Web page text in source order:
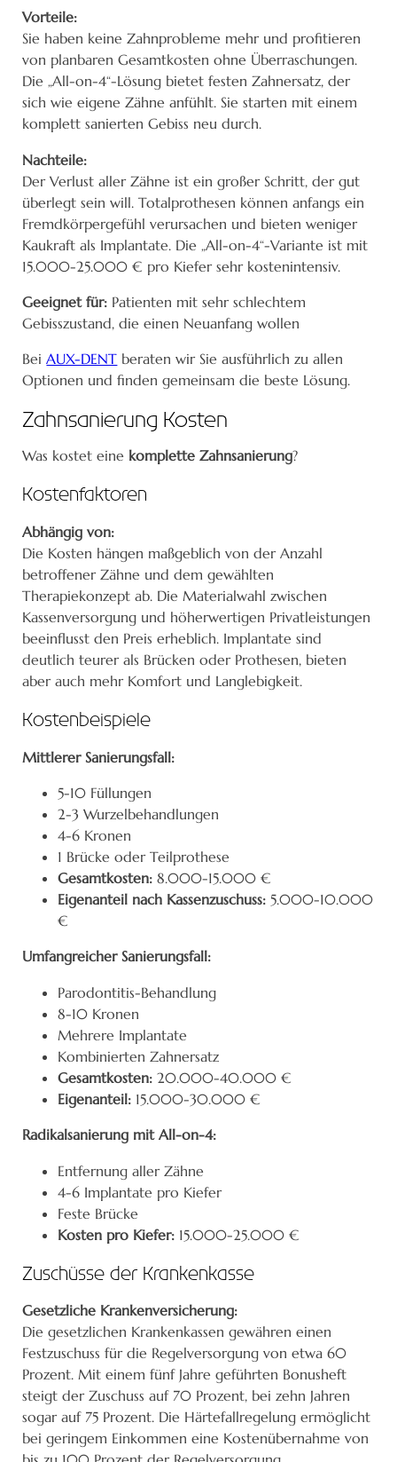
Vorteile:
Sie haben keine Zahnprobleme mehr und profitieren
von planbaren Gesamtkosten ohne Überraschungen.
Die „All-on-4“-Lösung bietet festen Zahnersatz, der
sich wie eigene Zähne anfühlt. Sie starten mit einem
komplett sanierten Gebiss neu durch.
Nachteile:
Der Verlust aller Zähne ist ein großer Schritt, der gut
überlegt sein will. Totalprothesen können anfangs ein
Fremdkörpergefühl verursachen und bieten weniger
Kaukraft als Implantate. Die „All-on-4“-Variante ist mit
15.000-25.000 € pro Kiefer sehr kostenintensiv.
Geeignet für: Patienten mit sehr schlechtem
Gebisszustand, die einen Neuanfang wollen
BeiAUX-DENT beraten wir Sie ausführlich zu allen
Optionen und finden gemeinsam die beste Lösung.
Zahnsanierung Kosten
Was kostet eine komplette Zahnsanierung?
Kostenfaktoren
Abhängig von:
Die Kosten hängen maßgeblich von der Anzahl
betroffener Zähne und dem gewählten
Therapiekonzept ab. Die Materialwahl zwischen
Kassenversorgung und höherwertigen Privatleistungen
beeinflusst den Preis erheblich. Implantate sind
deutlich teurer als Brücken oder Prothesen, bieten
aber auch mehr Komfort und Langlebigkeit.
Kostenbeispiele
Mittlerer Sanierungsfall:
5-10 Füllungen
2-3 Wurzelbehandlungen
4-6 Kronen
1 Brücke oder Teilprothese
Gesamtkosten: 8.000-15.000 €
Eigenanteil nach Kassenzuschuss: 5.000-10.000
€
Umfangreicher Sanierungsfall:
Parodontitis-Behandlung
8-10 Kronen
Mehrere Implantate
Kombinierten Zahnersatz
Gesamtkosten: 20.000-40.000 €
Eigenanteil: 15.000-30.000 €
Radikalsanierung mit All-on-4:
Entfernung aller Zähne
4-6 Implantate pro Kiefer
Feste Brücke
Kosten pro Kiefer: 15.000-25.000 €
Zuschüsse der Krankenkasse
Gesetzliche Krankenversicherung:
Die gesetzlichen Krankenkassen gewähren einen
Festzuschuss für die Regelversorgung von etwa 60
Prozent. Mit einem fünf Jahre geführten Bonusheft
steigt der Zuschuss auf 70 Prozent, bei zehn Jahren
sogar auf 75 Prozent. Die Härtefallregelung ermöglicht
bei geringem Einkommen eine Kostenübernahme von